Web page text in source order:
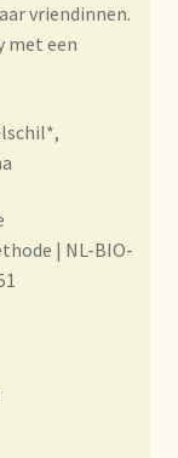
vriendinnen.
met een
| NL-BIO-